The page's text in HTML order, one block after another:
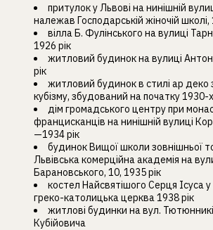
притулок у Львові на нинішній
належав Господарській жіночій школі,
вілла Б. Фулінського на вулиці
1926 рік
житловий будинок на вулиці
рік
житловий будинок в стилі ар деко
кубізму, збудований на початку 1930-х
дім громадського центру при
францисканців на нинішній вулиці
—1934 рік
будинок Вищої школи зовнішньої
Львівська комерційна академія на
Барановського, 10, 1935 рік
костел Найсвятішого Серця Ісуса у
греко-католицька церква 1938 рік
житлові будинки на вул.
Кубійовича